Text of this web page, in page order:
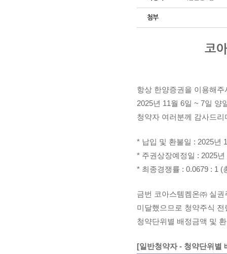
첨부
코
항상 한양증권을 이용해
2025년 11월 6일 ~ 7일 양
청약자 여러분께 감사드
* 납입 및 환불일 : 2025년
* 주권상장예정일 : 2025
* 최종경쟁률 : 0.0679 : 1 (
금번 코아스템켐온㈜ 실
미달했으므로 청약주식
청약단위별 배정금액 및
[일반청약자 - 청약단위별